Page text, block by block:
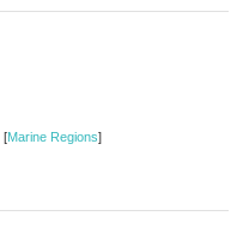
[Marine Regions]